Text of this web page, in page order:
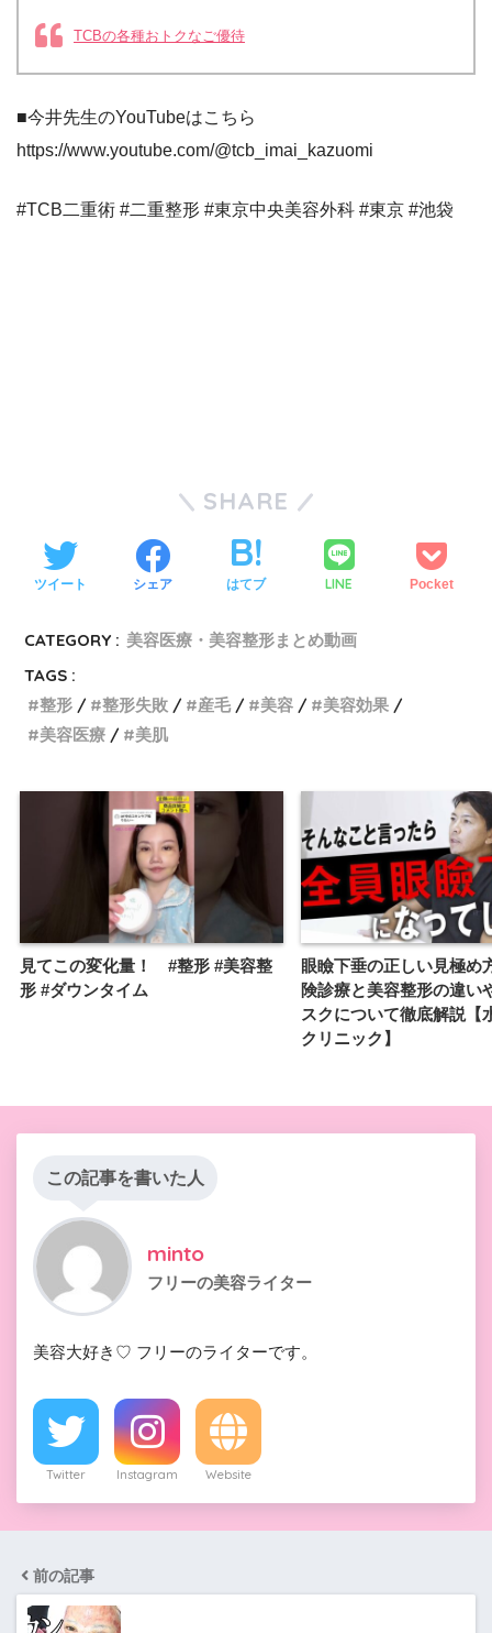
TCBの各種おトクなご優待
■今井先生のYouTubeはこちら
https://www.youtube.com/@tcb_imai_kazuomi
#TCB二重術 #二重整形 #東京中央美容外科 #東京 #池袋
SHARE
ツイート シェア はてブ LINE Pocket
CATEGORY : 美容医療・美容整形まとめ動画
TAGS :
整形
整形失敗 産毛 美容
美容効果
美容医療
美肌
見てこの変化量！ #整形 #美容整
形 #ダウンタイム
眼瞼下垂の正しい見極め
険診療と美容整形の違い
スクについて徹底解説【
クリニック】
この記事を書いた人
minto
フリーの美容ライター
美容大好き♡ フリーのライターです。
Twitter Instagram Website
前の記事